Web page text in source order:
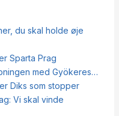
du skal holde øje
Sparta Prag
med Gyökeres…
Diks som stopper
Vi skal vinde